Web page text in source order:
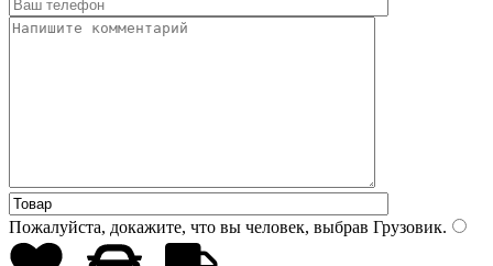
Пожалуйста, докажите, что вы человек, выбрав Грузовик.